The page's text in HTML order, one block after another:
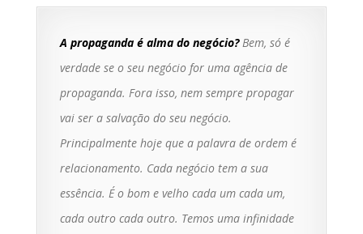
A propaganda é alma do negócio?Bem, só é
verdade se o seu negócio for uma agência de
propaganda. Fora isso, nem sempre propagar
vai ser a salvação do seu negócio.
Principalmente hoje que a palavra de ordem é
relacionamento. Cada negócio tem a sua
essência. É o bom e velho cada um cada um,
cada outro cada outro. Temos uma infinidade